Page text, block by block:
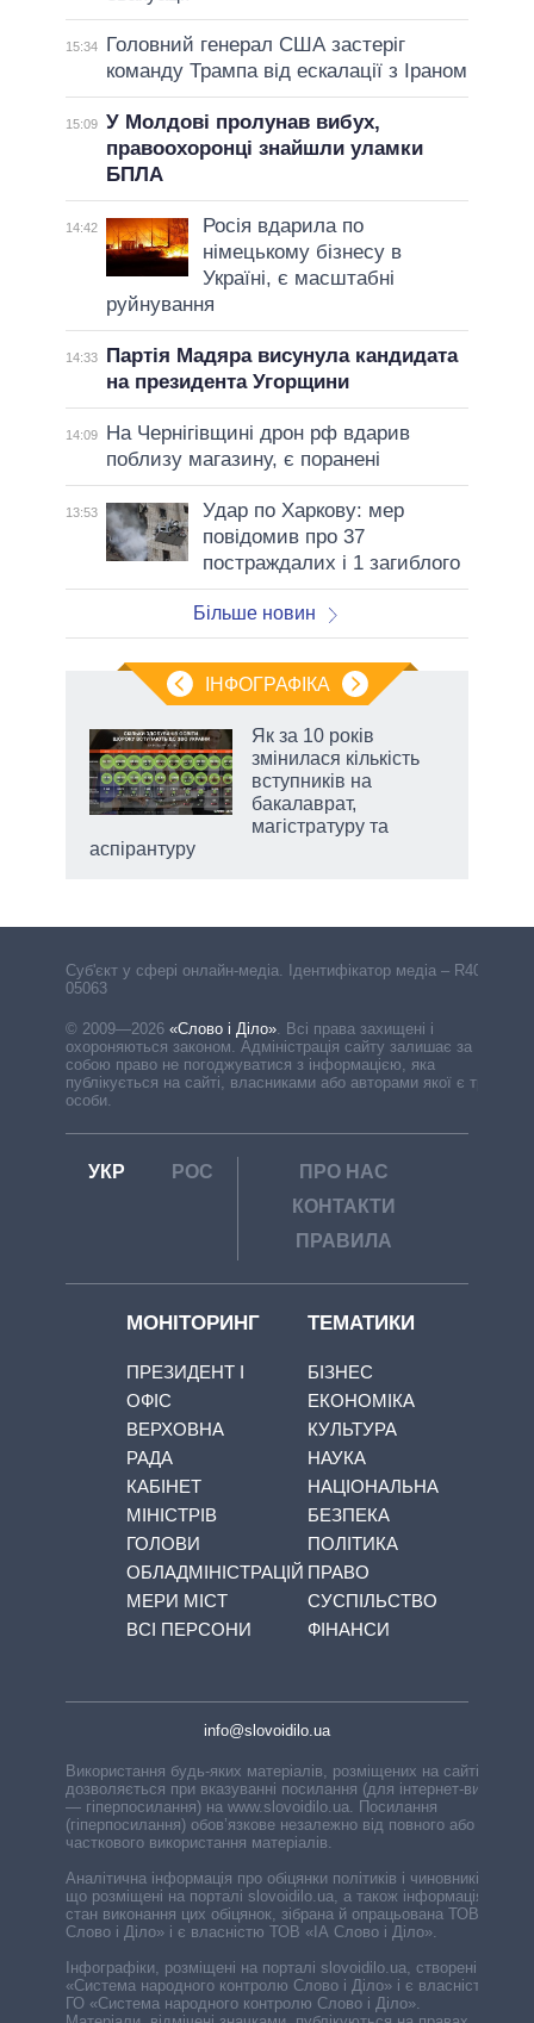
15:34
Головний генерал США застеріг
команду Трампа від ескалації з Іраном
15:09 У Молдові пролунав вибух,
правоохоронці знайшли уламки
БПЛА
14:42
Росія вдарила по
німецькому бізнесу в
Україні, є масштабні
руйнування
14:33
Партія Мадяра висунула кандидата
на президента Угорщини
14:09
На Чернігівщині дрон рф вдарив
поблизу магазину, є поранені
13:53
Удар по Харкову: мер
повідомив про 37
постраждалих і 1 загиблого
Більше новин
ІНФОГРАФІКА
Як за 10 років
змінилася кількість
вступників на
бакалаврат,
магістратуру та
аспірантуру
Cуб'єкт у сфері онлайн-медіа. Ідентифікатор медіа – R40-
05063
© 2009—2026 «Слово і Діло». Всі права захищені і
охороняються законом. Адміністрація сайту залишає за
собою право не погоджуватися з інформацією, яка
публікується на сайті, власниками або авторами якої є треті
особи.
УКР РОС
ПРО НАС
КОНТАКТИ
ПРАВИЛА
МОНІТОРИНГ
ПРЕЗИДЕНТ І
ОФІС
ВЕРХОВНА
РАДА
КАБІНЕТ
МІНІСТРІВ
ГОЛОВИ
ОБЛАДМІНІСТРАЦІЙ
МЕРИ МІСТ
ВСІ ПЕРСОНИ
ТЕМАТИКИ
БІЗНЕС
ЕКОНОМІКА
КУЛЬТУРА
НАУКА
НАЦІОНАЛЬНА
БЕЗПЕКА
ПОЛІТИКА
ПРАВО
СУСПІЛЬСТВО
ФІНАНСИ
info@slovoidilo.ua
Використання будь-яких матеріалів, розміщених на сайті,
дозволяється при вказуванні посилання (для інтернет-видань
— гіперпосилання) на www.slovoidilo.ua. Посилання
(гіперпосилання) обов’язкове незалежно від повного або
часткового використання матеріалів.
Аналітична інформація про обіцянки політиків і чиновників,
що розміщені на порталі slovoidilo.ua, а також інформація про
стан виконання цих обіцянок, зібрана й опрацьована ТОВ «ІА
Слово і Діло» і є власністю ТОВ «ІА Слово і Діло».
Інфографіки, розміщені на порталі slovoidilo.ua, створені ГО
«Система народного контролю Слово і Діло» і є власністю
ГО «Система народного контролю Слово і Діло».